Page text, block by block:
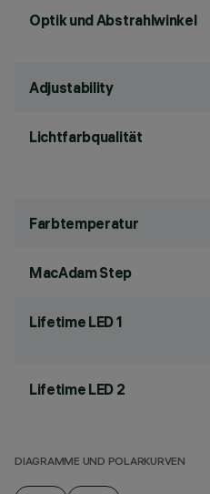
Optik und Abstrahlwinkel
Adjustability
Lichtfarbqualität
Farbtemperatur
MacAdam Step
Lifetime LED 1
Lifetime LED 2
DIAGRAMME UND POLARKURVEN